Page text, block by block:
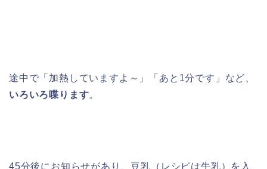
途中で「加熱していますよ～」「あと1分です」など、
いろいろ喋ります。
45分後にお知らせがあり、豆乳（レシピは牛乳）を入